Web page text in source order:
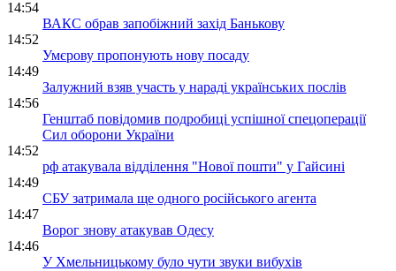
14:54
ВАКС обрав запобіжний захід Банькову
14:52
Умєрову пропонують нову посаду
14:49
Залужний взяв участь у нараді українських послів
14:56
Генштаб повідомив подробиці успішної спецоперації
Сил оборони України
14:52
рф атакувала відділення "Нової пошти" у Гайсині
14:49
СБУ затримала ще одного російського агента
14:47
Ворог знову атакував Одесу
14:46
У Хмельницькому було чути звуки вибухів